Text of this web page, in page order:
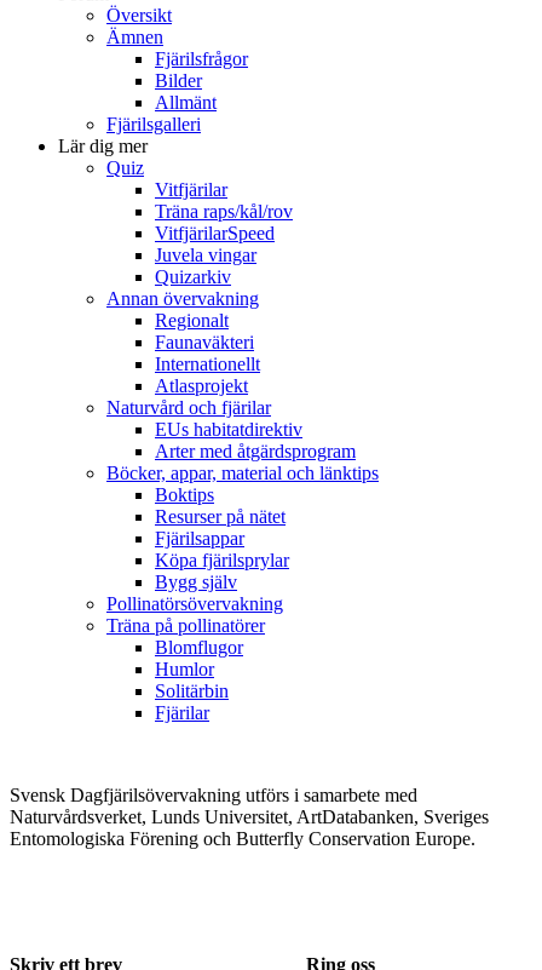
Översikt
Ämnen
Fjärilsfrågor
Bilder
Allmänt
Fjärilsgalleri
Lär dig mer
Quiz
Vitfjärilar
Träna raps/kål/rov
VitfjärilarSpeed
Juvela vingar
Quizarkiv
Annan övervakning
Regionalt
Faunaväkteri
Internationellt
Atlasprojekt
Naturvård och fjärilar
EUs habitatdirektiv
Arter med åtgärdsprogram
Böcker, appar, material och länktips
Boktips
Resurser på nätet
Fjärilsappar
Köpa fjärilsprylar
Bygg själv
Pollinatörsövervakning
Träna på pollinatörer
Blomflugor
Humlor
Solitärbin
Fjärilar
Svensk Dagfjärilsövervakning utförs i samarbete med
Naturvårdsverket, Lunds Universitet, ArtDatabanken, Sveriges
Entomologiska Förening och Butterfly Conservation Europe.
Skriv ett brev Ring oss